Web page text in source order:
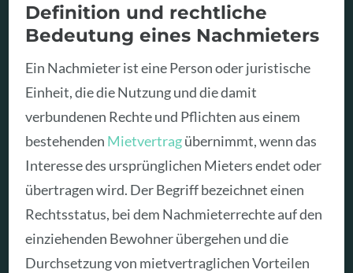
Definition und rechtliche
Bedeutung eines Nachmieters
Ein Nachmieter ist eine Person oder juristische
Einheit, die die Nutzung und die damit
verbundenen Rechte und Pflichten aus einem
bestehenden Mietvertragübernimmt, wenn das
Interesse des ursprünglichen Mieters endet oder
übertragen wird. Der Begriff bezeichnet einen
Rechtsstatus, bei dem Nachmieterrechte auf den
einziehenden Bewohner übergehen und die
Durchsetzung von mietvertraglichen Vorteilen